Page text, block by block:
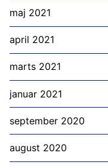
maj 2021
april 2021
marts 2021
januar 2021
september 2020
august 2020